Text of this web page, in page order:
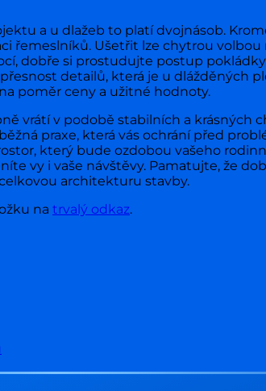
a u dlažeb to platí dvojnásob.
řemeslníků. Ušetřit lze chytrou
dobře si prostudujte postup
detailů, která je u dlážděných
poměr ceny a užitné hodnoty.
vrátí v podobě stabilních a krásných
praxe, která vás ochrání před
který bude ozdobou vašeho
vy i vaše návštěvy. Pamatujte, že
architekturu stavby.
na trvalý odkaz.